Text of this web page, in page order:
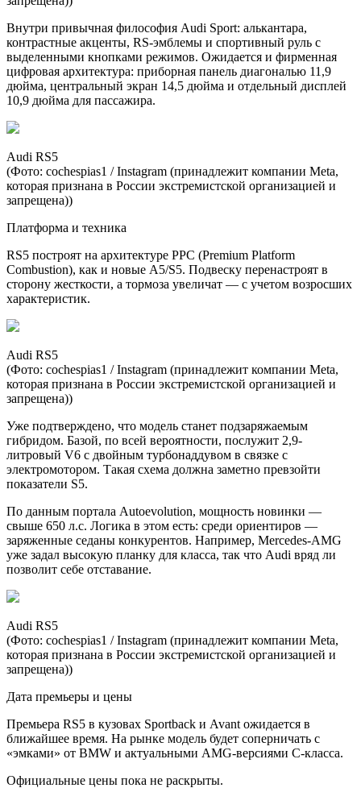
Внутри привычная философия Audi Sport: алькантара,
контрастные акценты, RS-эмблемы и спортивный руль с
выделенными кнопками режимов. Ожидается и фирменная
цифровая архитектура: приборная панель диагональю 11,9
дюйма, центральный экран 14,5 дюйма и отдельный дисплей
10,9 дюйма для пассажира.
Audi RS5
(Фото: cochespias1 / Instagram (принадлежит компании Metа,
которая признана в России экстремистской организацией и
запрещена))
Платформа и техника
RS5 построят на архитектуре PPC (Premium Platform
Combustion), как и новые A5/S5. Подвеску перенастроят в
сторону жесткости, а тормоза увеличат — с учетом возросших
характеристик.
Audi RS5
(Фото: cochespias1 / Instagram (принадлежит компании Metа,
которая признана в России экстремистской организацией и
запрещена))
Уже подтверждено, что модель станет подзаряжаемым
гибридом. Базой, по всей вероятности, послужит 2,9-
литровый V6 с двойным турбонаддувом в связке с
электромотором. Такая схема должна заметно превзойти
показатели S5.
По данным портала Autoevolution, мощность новинки —
свыше 650 л.с. Логика в этом есть: среди ориентиров —
заряженные седаны конкурентов. Например, Mercedes-AMG
уже задал высокую планку для класса, так что Audi вряд ли
позволит себе отставание.
Audi RS5
(Фото: cochespias1 / Instagram (принадлежит компании Metа,
которая признана в России экстремистской организацией и
запрещена))
Дата премьеры и цены
Премьера RS5 в кузовах Sportback и Avant ожидается в
ближайшее время. На рынке модель будет соперничать с
«эмками» от BMW и актуальными AMG-версиями C-класса.
Официальные цены пока не раскрыты.